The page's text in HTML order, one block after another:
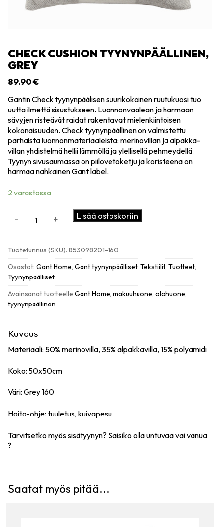
CHECK CUSHION TYYNYNPÄÄLLINEN,
GREY
89.90€
Gantin Check tyynynpäälisen suurikokoinen ruutukuosi tuo
uutta ilmettä sisustukseen. Luonnonvaalean ja harmaan
sävyjen risteävät raidat rakentavat mielenkiintoisen
kokonaisuuden. Check tyynynpäällinen on valmistettu
parhaista luonnonmateriaaleista: merinovillan ja alpakka-
villan yhdistelmä hellii lämmöllä ja ylellisellä pehmeydellä.
Tyynyn sivusaumassa on piilovetoketju ja koristeena on
harmaa nahkainen Gant label.
2 varastossa
määrä
- + Lisää ostoskoriin
Tuotetunnus (SKU): 853098201-160
Osastot: Gant Home, Gant tyynynpäälliset, Tekstiilit, Tuotteet,
Tyynynpäälliset
Avainsanat tuotteelle Gant Home, makuuhuone, olohuone,
tyynynpäällinen
Kuvaus
Materiaali: 50% merinovilla, 35% alpakkavilla, 15% polyamidi
Koko: 50x50cm
Väri: Grey 160
Hoito-ohje: tuuletus, kuivapesu
Tarvitsetko myös sisätyynyn? Saisiko ollauntuvaavaivanua
?
Saatat myös pitää...